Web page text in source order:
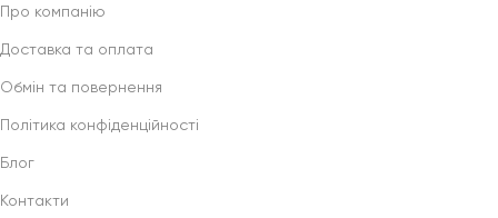
Про компанію
Доставка та оплата
Обмін та повернення
Політика конфіденційності
Блог
Контакти